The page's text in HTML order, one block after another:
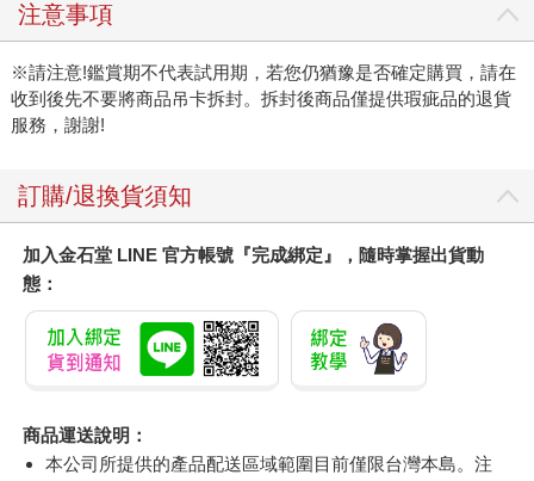
注意事項
※請注意!鑑賞期不代表試用期，若您仍猶豫是否確定購買，請在
收到後先不要將商品吊卡拆封。拆封後商品僅提供瑕疵品的退貨
服務，謝謝!
訂購/退換貨須知
加入金石堂 LINE 官方帳號『完成綁定』，隨時掌握出貨動
態：
商品運送說明：
本公司所提供的產品配送區域範圍目前僅限台灣本島。注